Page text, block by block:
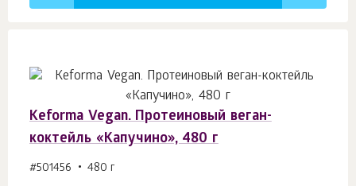
Keforma Vegan. Протеиновый веган-
коктейль «Капучино», 480 г
#501456 480 г